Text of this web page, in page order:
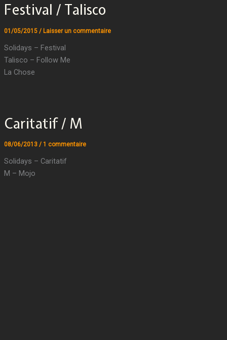
Festival / Talisco
01/05/2015 / Laisser un commentaire
Solidays – Festival
Talisco – Follow Me
La Chose
Caritatif / M
08/06/2013 / 1 commentaire
Solidays – Caritatif
M – Mojo